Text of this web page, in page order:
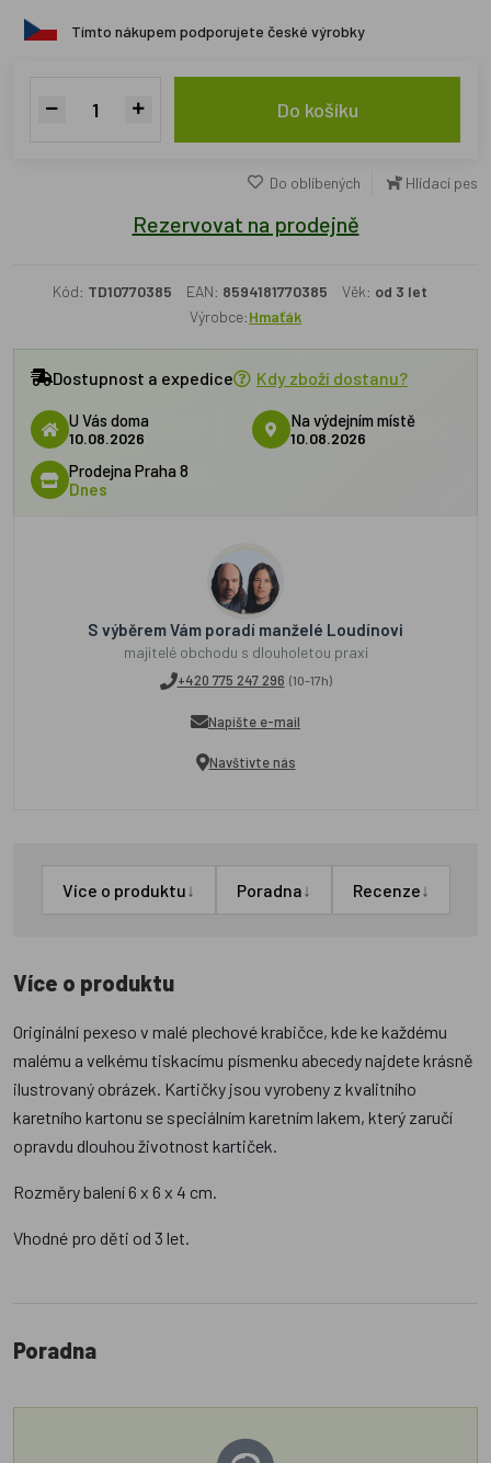
Tímto nákupem podporujete české výrobky
Do košíku
Do oblíbených Hlídací pes
Rezervovat na prodejně
Kód: TD10770385 EAN: 8594181770385 Věk: od 3 let
Výrobce:Hmaťák
Dostupnost a expedice Kdy zboží dostanu?
U Vás doma
10.08.2026
Na výdejním místě
10.08.2026
Prodejna Praha 8
Dnes
S výběrem Vám poradí manželé Loudínovi
majitelé obchodu s dlouholetou praxí
+420 775 247 296 (10-17h)
Napište e-mail
Navštivte nás
Více o produktu↓ Poradna↓ Recenze↓
Více o produktu
Originální pexeso v malé plechové krabičce, kde ke každému
malému a velkému tiskacímu písmenku abecedy najdete krásně
ilustrovaný obrázek. Kartičky jsou vyrobeny z kvalitního
karetního kartonu se speciálním karetním lakem, který zaručí
opravdu dlouhou životnost kartiček.
Rozměry balení 6 x 6 x 4 cm.
Vhodné pro děti od 3 let.
Poradna